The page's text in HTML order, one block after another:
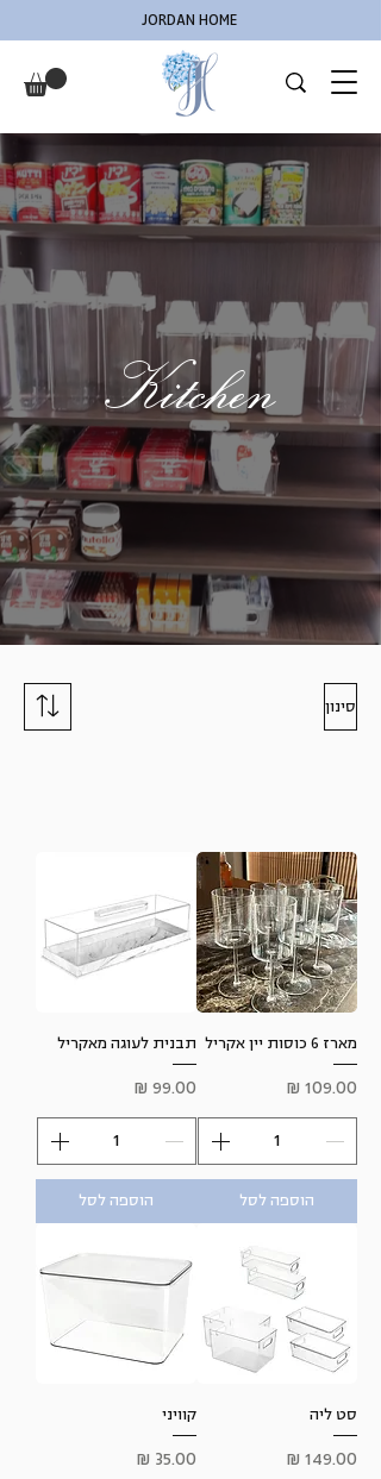
JORDAN HOME
Kitchen
סינון
מארז 6 כוסות יין אקריל
מחיר
הוספה לסל
תבנית לעוגה מאקריל
מחיר
הוספה לסל
סט ליה
מחיר
קוויני
מחיר